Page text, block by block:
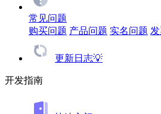
常见问题
购买问题 产品问题 实名问题
更新日志💡
开发指南